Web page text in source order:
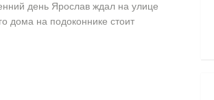
день Ярослав ждал на улице
дома на подоконнике стоит